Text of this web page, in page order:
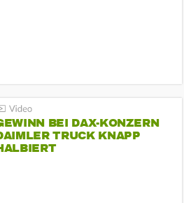
BEI DAX-KONZERN
TRUCK KNAPP